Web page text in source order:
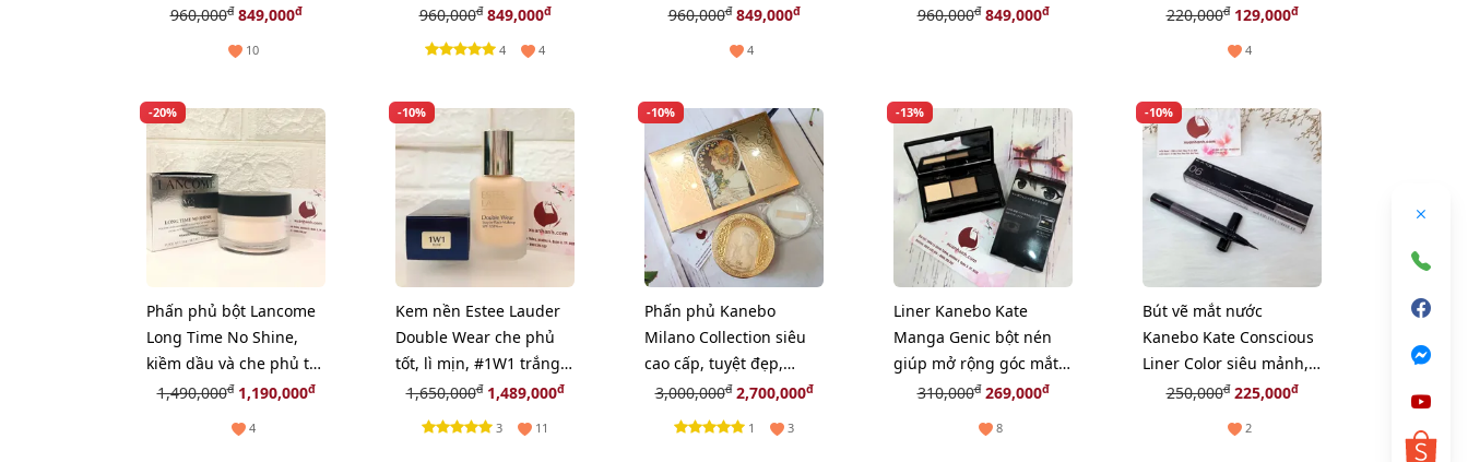
#NC25 trung bình sáng
960,000đ849,000đ
10
trung bình sáng (New)
960,000đ849,000đ
4 4
tự nhiên (New)
960,000đ849,000đ
4
sáng beige (New)
960,000đ849,000đ
gương
220,000đ129,000đ
4
-20%
Phấn phủ bột Lancome
Long Time No Shine,
kiềm dầu và che phủ tự
nhiên, #Translucent
1,490,000đ1,190,000đ
4
-10%
Kem nền Estee Lauder
Double Wear che phủ
tốt, lì mịn, #1W1 trắng
sáng, 30ml
1,650,000đ1,489,000đ
3 11
-10%
Phấn phủ Kanebo
Milano Collection siêu
cao cấp, tuyệt đẹp,
limited 2025
3,000,000đ2,700,000đ
1 3
-13%
Liner Kanebo Kate
Manga Genic bột nén
giúp mở rộng góc mắt
to tròn, long lanh
310,000đ269,000đ
8
-10%
Bút vẽ mắt nước
Kanebo Kate Conscious
Liner Color siêu mảnh,
#06 Grayish Brown
250,000đ225,000đ
2